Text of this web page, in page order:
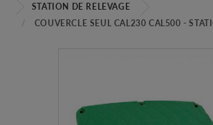
STATION DE RELEVAGE
COUVERCLE SEUL CAL230 CAL500 -